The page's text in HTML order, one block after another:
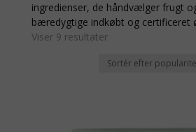
ingredienser, de håndvælger frugt
bæredygtige indkøbt og certificeret
Viser 9 resultaterSorteret
popularitet